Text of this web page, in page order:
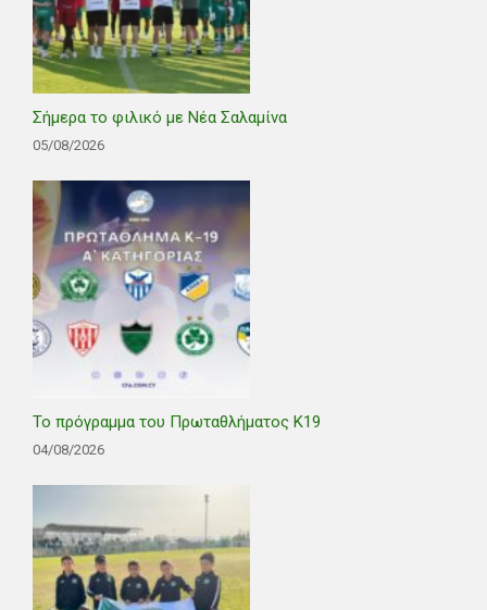
Σήμερα το φιλικό με Νέα Σαλαμίνα
05/08/2026
Το πρόγραμμα του Πρωταθλήματος Κ19
04/08/2026